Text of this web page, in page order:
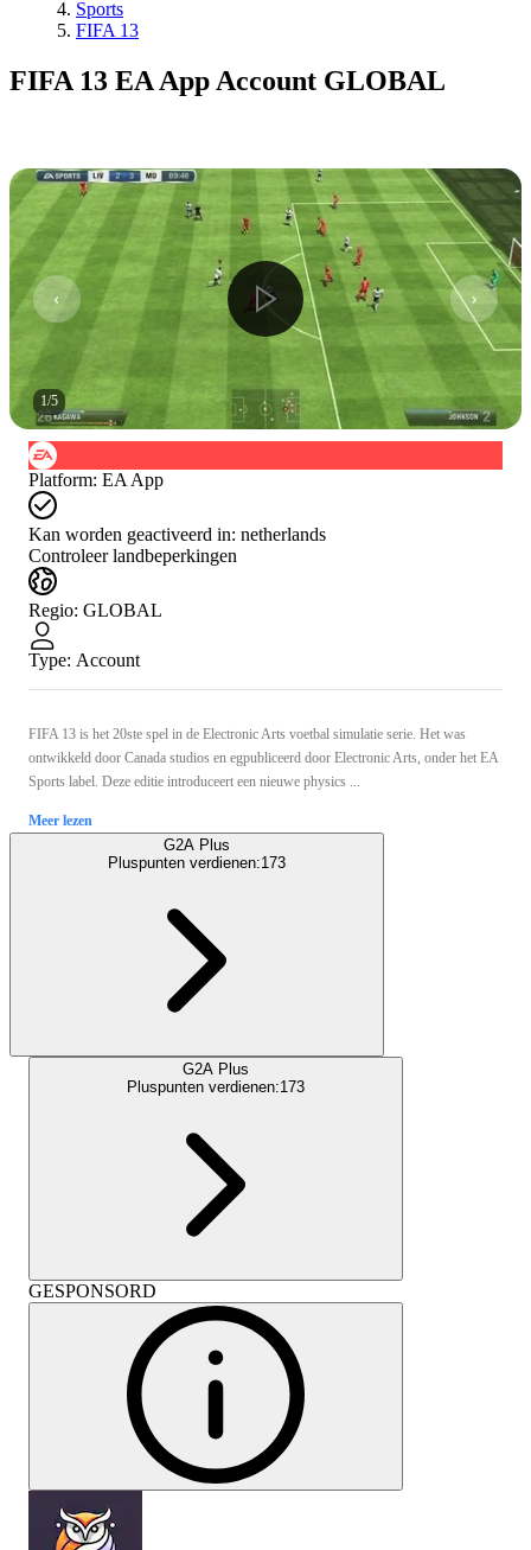
Sports
FIFA 13
FIFA 13 EA App Account GLOBAL
1/5
Platform: EA App
Kan worden geactiveerd in: netherlands
Controleer landbeperkingen
Regio: GLOBAL
Type: Account
FIFA 13 is het 20ste spel in de Electronic Arts voetbal simulatie serie. Het was
ontwikkeld door Canada studios en egpubliceerd door Electronic Arts, onder het EA
Sports label. Deze editie introduceert een nieuwe physics ...
Meer lezen
G2A Plus
Pluspunten verdienen:173
G2A Plus
Pluspunten verdienen:173
GESPONSORD